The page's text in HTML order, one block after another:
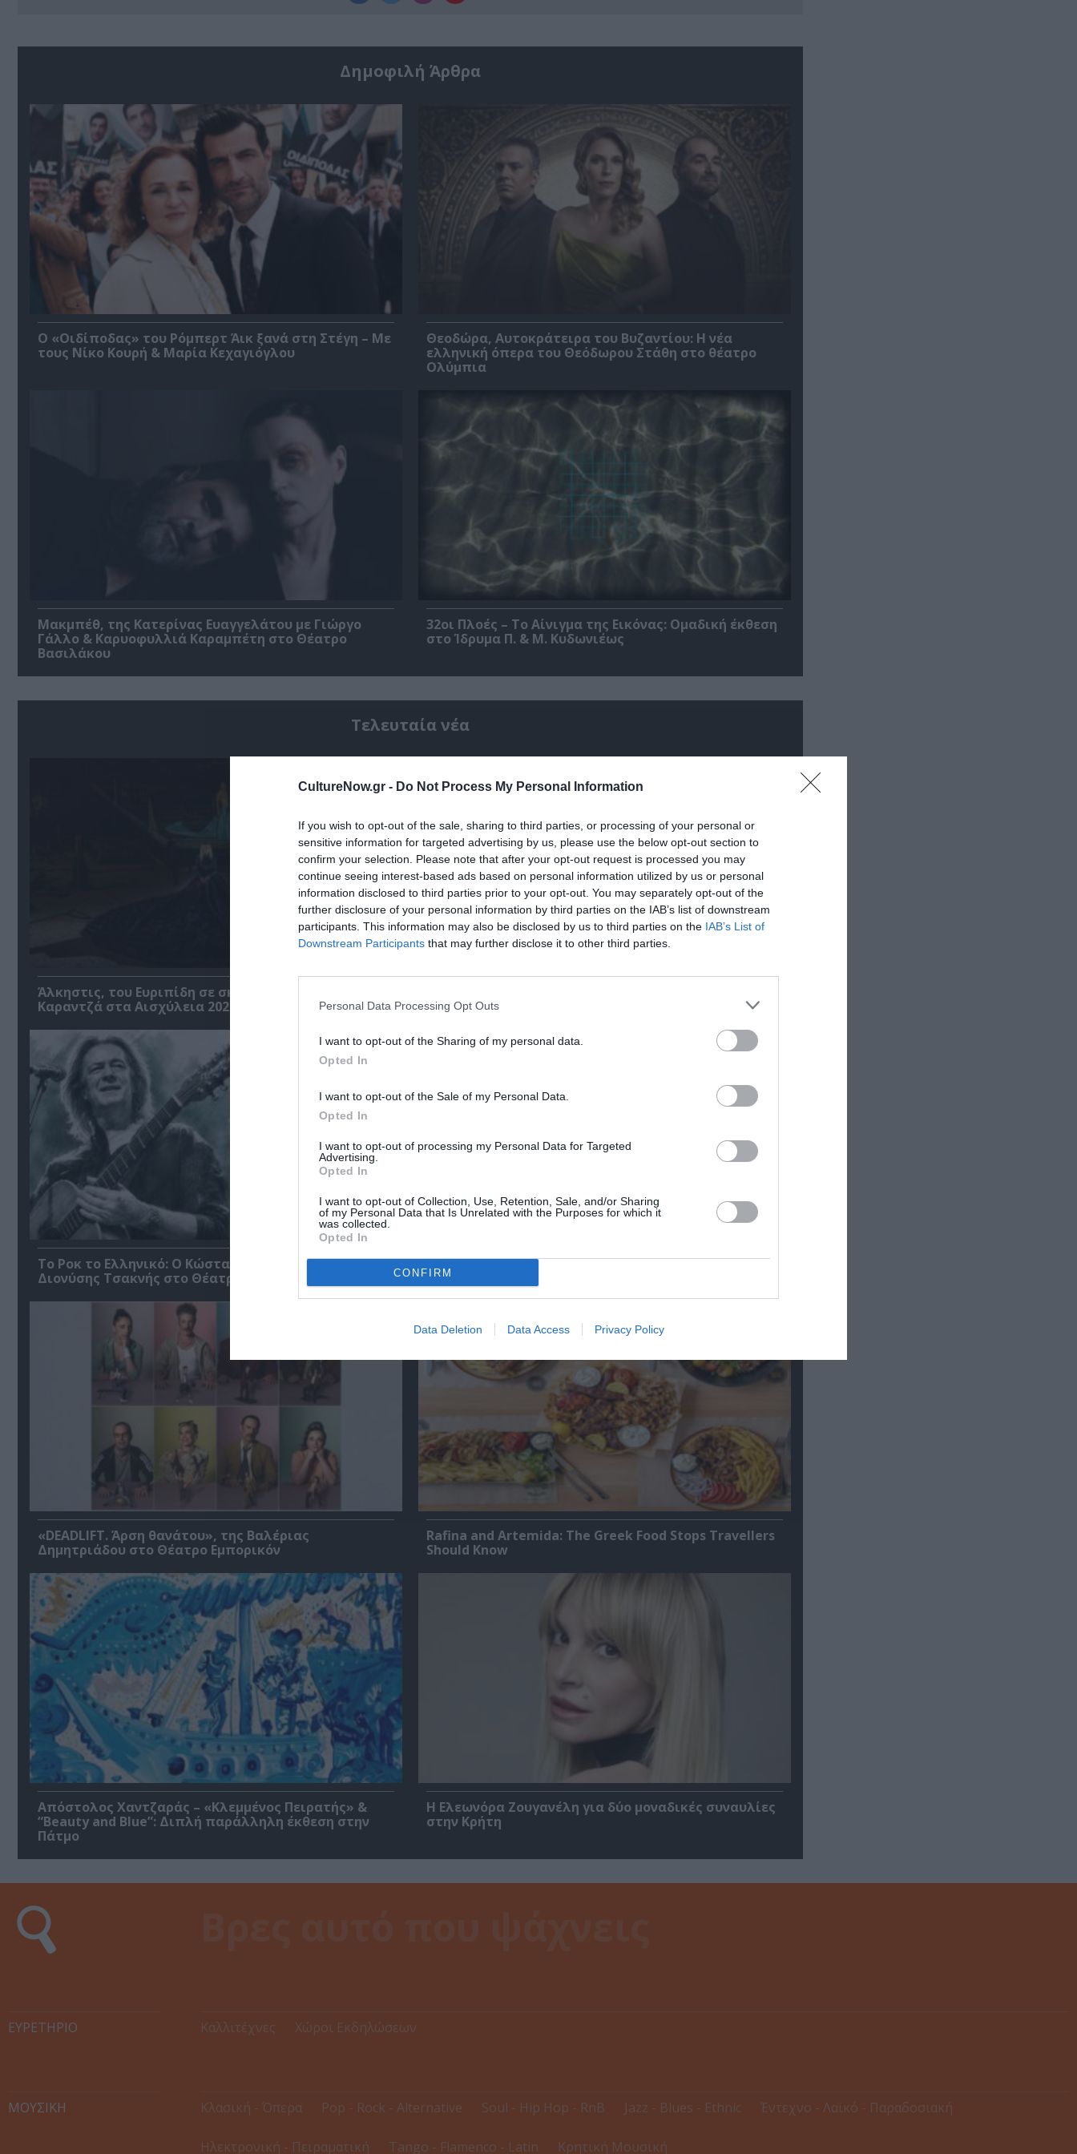
CultureNow.gr - Do Not Process My Personal Information
If you wish to opt-out of the sale, sharing to third parties, or processing of your personal or
sensitive information for targeted advertising by us, please use the below opt-out section to
confirm your selection. Please note that after your opt-out request is processed you may
continue seeing interest-based ads based on personal information utilized by us or personal
information disclosed to third parties prior to your opt-out. You may separately opt-out of the
further disclosure of your personal information by third parties on the IAB’s list of downstream
participants. This information may also be disclosed by us to third parties on the IAB’s List of
Downstream Participants that may further disclose it to other third parties.
Personal Data Processing Opt Outs
I want to opt-out of the Sharing of my personal data.
Opted In
I want to opt-out of the Sale of my Personal Data.
Opted In
I want to opt-out of processing my Personal Data for Targeted
Advertising.
Opted In
I want to opt-out of Collection, Use, Retention, Sale, and/or Sharing
of my Personal Data that Is Unrelated with the Purposes for which it
was collected.
Opted In
CONFIRM
Data Deletion Data Access Privacy Policy
Δημοφιλή Άρθρα
O «Οιδίποδας» του Ρόμπερτ Άικ ξανά στη Στέγη – Με
τους Νίκο Κουρή & Μαρία Κεχαγιόγλου
Θεοδώρα, Αυτοκράτειρα του Βυζαντίου: Η νέα
ελληνική όπερα του Θεόδωρου Στάθη στο θέατρο
Ολύμπια
Μακμπέθ, της Κατερίνας Ευαγγελάτου με Γιώργο
Γάλλο & Καρυοφυλλιά Καραμπέτη στο Θέατρο
Βασιλάκου
32οι Πλοές – Το Αίνιγμα της Εικόνας: Ομαδική έκθεση
στο Ίδρυμα Π. & Μ. Κυδωνιέως
Τελευταία νέα
Άλκηστις, του Ευριπίδη σε σκηνοθεσία Δημήτρη
Καραντζά στα Αισχύλεια 2026
– δύο παραστάσεις που δεν πρέπει να χάσετε
Το Ροκ το Ελληνικό: Ο Κώστας Τουρνάς και ο
Διονύσης Τσακνής στο Θέατρο Άλσος ΔΕΗ
3o Piraeus Port Film Festival στο Δημοτικό Θέατρο
Πειραιά – Από τη Βαλτική στη Μεσόγειο
«DEADLIFT. Άρση θανάτου», της Βαλέριας
Δημητριάδου στο Θέατρο Εμπορικόν
Rafina and Artemida: The Greek Food Stops Travellers
Should Know
Απόστολος Χαντζαράς – «Κλεμμένος Πειρατής» &
“Beauty and Blue”: Διπλή παράλληλη έκθεση στην
Πάτμο
Η Ελεωνόρα Ζουγανέλη για δύο μοναδικές συναυλίες
στην Κρήτη
ΕΥΡΕΤΉΡΙΟ Καλλιτέχνες Χώροι Εκδηλώσεων
ΜΟΥΣΙΚΗ Κλασική - Όπερα Pop - Rock - Alternative Soul - Hip Hop - RnB Jazz - Blues - Ethnic Έντεχνο - Λαϊκό - Παραδοσιακή
Ηλεκτρονική - Πειραματική Tango - Flamenco - Latin Κρητική Μουσική